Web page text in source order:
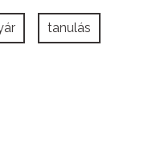
tanulás